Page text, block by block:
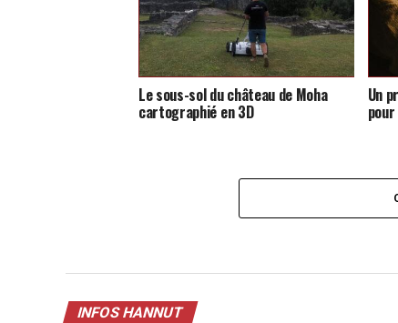
Le sous-sol du château de Moha
cartographié en 3D
Un
INFOS HANNUT